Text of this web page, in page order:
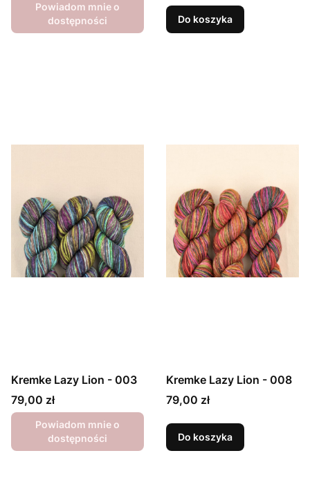
Powiadom mnie o
dostępności
Do koszyka
Kremke Lazy Lion - 003
Cena
79,00 zł
Powiadom mnie o
dostępności
Kremke Lazy Lion - 008
Cena
79,00 zł
Do koszyka